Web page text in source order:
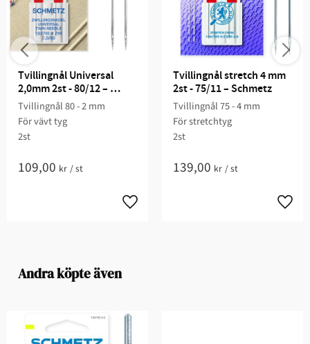
Tvillingnål Universal
2,0mm 2st - 80/12 –
Schmetz
Tvillingnål 80 - 2 mm
För vävt tyg
2st
109,00 kr /st
Tvillingnål stretch 4 mm
2st - 75/11 – Schmetz
Tvillingnål 75 - 4 mm
För stretchtyg
2st
139,00 kr /st
Andra köpte även